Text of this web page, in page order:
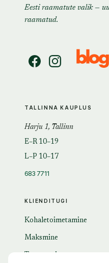
Eesti raamatute valik —
raamatud.
KLIENDITUGI
Kohaletoimetamine
Maksmine
TALLINNA KAUPLUS
Harju 1, Tallinn
E–R 10–19
L–P 10–17
683 7711